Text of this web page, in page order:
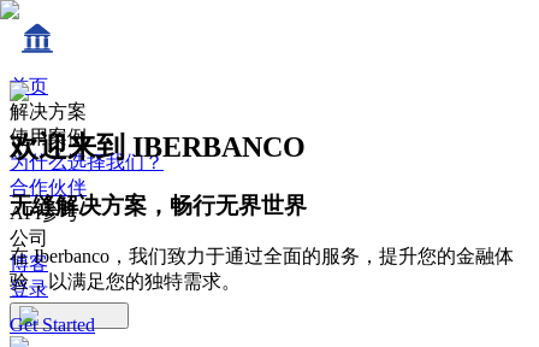
首页
解决方案
使用案例
为什么选择我们？
合作伙伴
API参考
公司
博客
登录
欢迎来到 IBERBANCO
无缝解决方案，畅行无界世界
在 Iberbanco，我们致力于通过全面的服务，提升您的金融体
验，以满足您的独特需求。
Get Started